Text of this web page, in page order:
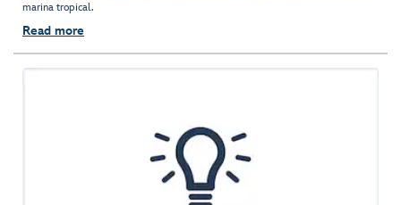
marina tropical.
Read more